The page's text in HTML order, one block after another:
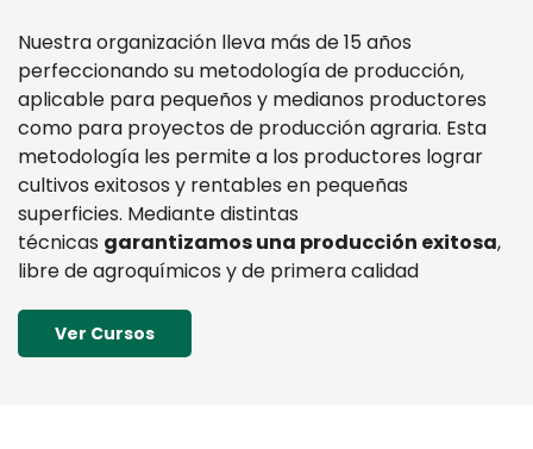
Nuestra organización lleva más de 15 años
perfeccionando su metodología de producción,
aplicable para pequeños y medianos productores
como para proyectos de producción agraria. Esta
metodología les permite a los productores lograr
cultivos exitosos y rentables en pequeñas
superficies. Mediante distintas
técnicas garantizamos una producción exitosa,
libre de agroquímicos y de primera calidad
Ver Cursos